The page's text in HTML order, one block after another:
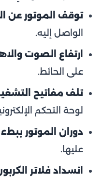
توقف الموتور عن
الواصل إليه.
ارتفاع الصوت
على الحائط.
تلف مفاتيح
لوحة التحكم
دوران الموتور
عليها.
انسداد فلاتر